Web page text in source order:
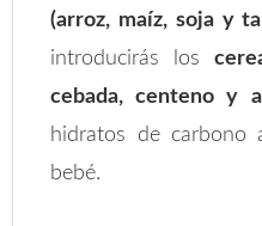
(arroz, maíz, soja y
introducirás los
cebada, centeno y
hidratos de carbono
bebé.